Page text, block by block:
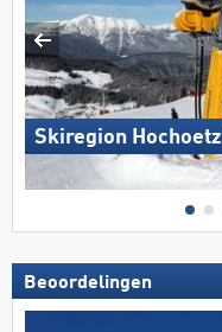
Skiregion Hochoetz
Beoordelingen